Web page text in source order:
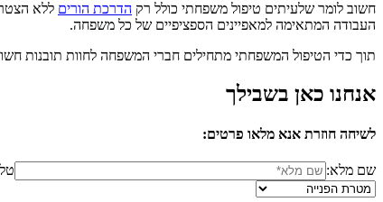
חשוב לומר שלעיתים טיפול משפחתי כולל רק הדרכת הורים ללא
העבודה המתאימה למאפיינים הספציפיים של כל משפחה.
תוך כדי הטיפול המשפחתי מתחילים חברי המשפחה לחוות תובנות
אנחנו כאן בשבילך
לשיחה חוזרת אנא מלאו פרטים:
שם מלא: